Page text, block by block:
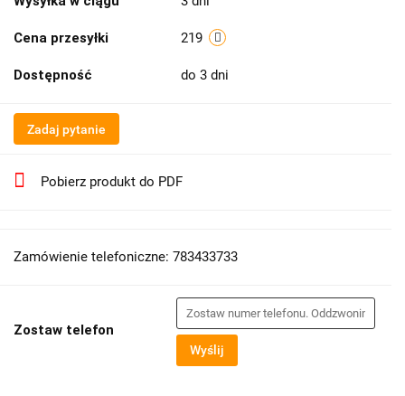
Cena przesyłki 219
Dostępność do 3 dni
Zadaj pytanie
Pobierz produkt do PDF
Zamówienie telefoniczne: 783433733
Zostaw telefon
Wyślij